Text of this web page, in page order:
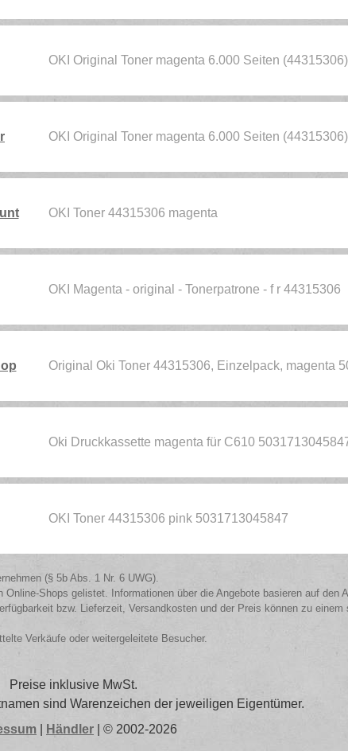
OKI Original Toner magenta 6.000 Seiten (44315306)
OKI Original Toner magenta 6.000 Seiten (44315306)
OKI Toner 44315306 magenta
OKI Magenta - original - Tonerpatrone - f r 44315306
Original Oki Toner 44315306, Einzelpack, magenta
Oki Druckkassette magenta für C610
OKI Toner 44315306 pink 5031713045847
(§ 5b Abs. 1 Nr. 6 UWG).
Shops gelistet. Informationen über die Angebote basieren auf den
bzw. Lieferzeit, Versandkosten und der Preis können zu einem
Verkäufe oder weitergeleitete Besucher.
Preise inklusive MwSt.
sind Warenzeichen der jeweiligen Eigentümer.
Händler | © 2002-2026